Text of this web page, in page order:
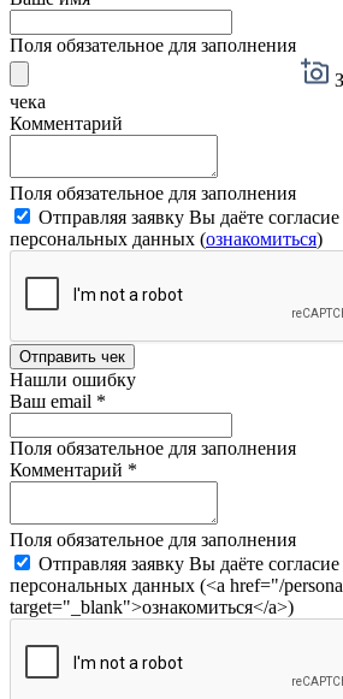
Поля обязательное для заполнения
чека
Комментарий
Поля обязательное для заполнения
Отправляя заявку Вы даёте
персональных данных (ознакомиться)
Отправить чек
Нашли ошибку
Ваш email *
Поля обязательное для заполнения
Комментарий *
Поля обязательное для заполнения
Отправляя заявку Вы даёте
персональных данных (<a href="/
target="_blank">ознакомиться</a>)